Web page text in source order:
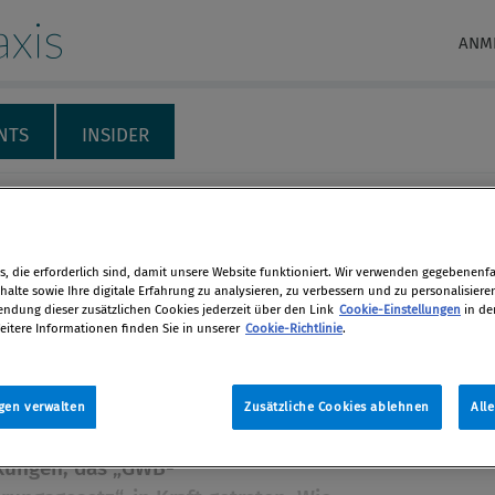
INSIDER
deutschen
Die 10. GWB-
ist am 19. Jänner 2021 die 10.
Gesetzes gegen Wettbewerbs­
das „GWB-
die erforderlich sind, damit unsere Website funktioniert. Wir verwenden
sowie Ihre digitale Erfahrung zu analysieren, zu verbessern und zu
dieser zusätzlichen Cookies jederzeit über den Link Cookie-Einstellungen in
Informationen finden Sie in unserer Cookie-Richtlinie.
Zusätzliche Cookies ablehnen
verwalten